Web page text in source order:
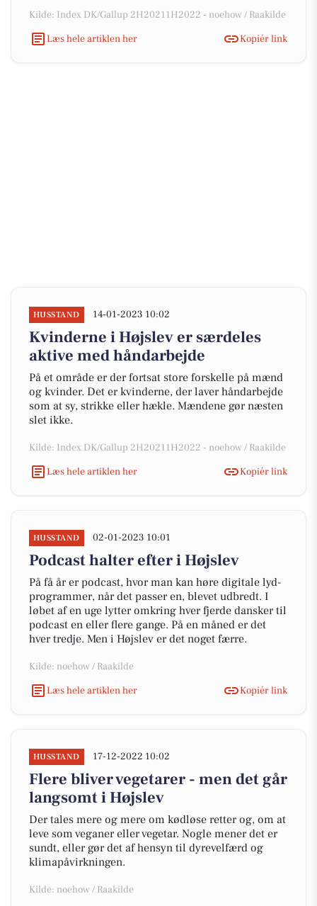
Kilde: Index DK/Gallup 2H20211H2022 - noehow / Raakilde
Læs hele artiklen her
Kopiér link
HUSSTAND 14-01-2023 10:02
Kvinderne i Højslev er særdeles
aktive med håndarbejde
På et område er der fortsat store forskelle på mænd
og kvinder. Det er kvinderne, der laver håndarbejde
som at sy, strikke eller hækle. Mændene gør næsten
slet ikke.
Kilde: Index DK/Gallup 2H20211H2022 - noehow / Raakilde
Læs hele artiklen her
Kopiér link
HUSSTAND 02-01-2023 10:01
Podcast halter efter i Højslev
På få år er podcast, hvor man kan høre digitale lyd-
programmer, når det passer en, blevet udbredt. I
løbet af en uge lytter omkring hver fjerde dansker til
podcast en eller flere gange. På en måned er det
hver tredje. Men i Højslev er det noget færre.
Kilde: noehow / Raakilde
Læs hele artiklen her
Kopiér link
HUSSTAND 17-12-2022 10:02
Flere bliver vegetarer - men det går
langsomt i Højslev
Der tales mere og mere om kødløse retter og, om at
leve som veganer eller vegetar. Nogle mener det er
sundt, eller gør det af hensyn til dyrevelfærd og
klimapåvirkningen.
Kilde: noehow / Raakilde